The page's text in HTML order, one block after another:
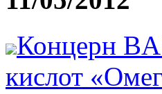
Концерн
кислот